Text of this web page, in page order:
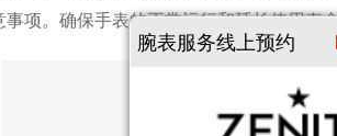
项。确保手表的正常运行和延长使用寿
腕表服务线上预约